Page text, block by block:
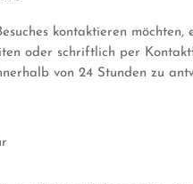
kontaktieren möchten,
oder schriftlich per
von 24 Stunden zu